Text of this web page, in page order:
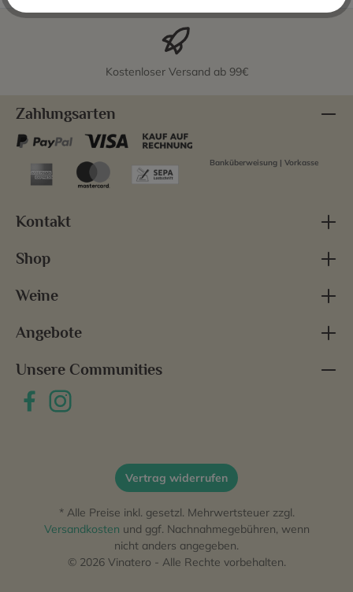
Kostenloser Versand ab 99€
Shop
Weine
Angebote
Zahlungsarten
Banküberweisung | Vorkasse
Unsere Communities
Kontakt
Vertrag widerrufen
* Alle Preise inkl. gesetzl. Mehrwertsteuer zzgl.
Versandkosten und ggf. Nachnahmegebühren, wenn
nicht anders angegeben.
© 2026 Vinatero - Alle Rechte vorbehalten.